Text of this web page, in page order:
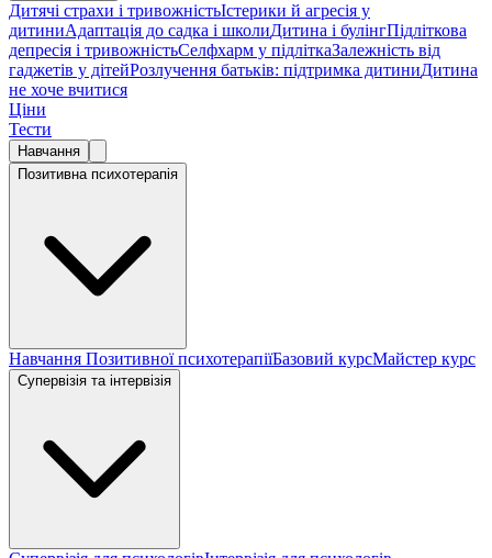
Дитячі страхи і тривожністьІстерики й агресія у
дитиниАдаптація до садка і школиДитина і булінгПідліткова
депресія і тривожністьСелфхарм у підліткаЗалежність від
гаджетів у дітейРозлучення батьків: підтримка дитиниДитина
не хоче вчитися
Ціни
Тести
Навчання
Позитивна психотерапія
Навчання Позитивної психотерапіїБазовий курсМайстер курс
Супервізія та інтервізія